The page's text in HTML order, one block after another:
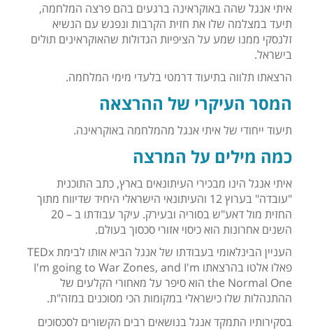
איתי אנגל שהה באוקראינה ברגעים בהם פרצה המלחמה,
תיעד במצלמה שלו את חזית הקרבות ונפגש עם הנשיא
זלנסקי ממנו שמע על הציפיות הגדולות שהאוקראינים תולים
בישראל.
הרצאתו תלווה בתיעוד דרמטי בלעדי מימי המלחמה.
המסר העיקרי של ההרצאה
תיעוד ייחודי של איתי אנגל מהמלחמה באוקראינה.
כמה מילים על המרצה
איתי אנגל הינו מבכירי העיתונאים בארץ, כתב התוכנית
"עובדה" בערוץ 12 והעיתונאי הישראלי היחיד שדיווח מתוך
החזית מול דאע"ש בסוריה ובעירק. עיקר עבודתו ב – 20
השנים אחרונות הוא כיסוי אזורי סכסוך בעולם.
העניין הבינלאומי בעבודתו של אנגל הביא אותו לבימת TEDx
פאלו אלטו בהרצאתו I'm going to War Zones, and I'm
the Normal One הוא סיפר על מאחורי הקלעים של
ההתנהלות שלו כישראלי במקומות הכי מסוכנים במזה"ת.
בסקירותיו התמקד אנגל בנושאים רבים הקשורים לסכסוכים